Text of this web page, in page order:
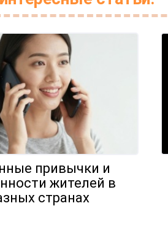
привычки и
жителей в
странах